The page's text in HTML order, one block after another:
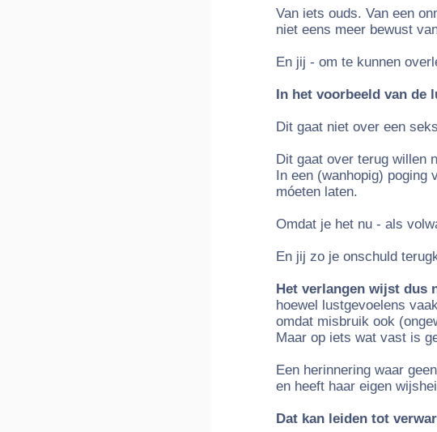
Van iets ouds. Van een
niet eens meer bewust
En jij - om te kunnen
In het voorbeeld van de
Dit gaat niet over een
Dit gaat over terug willen
In een (wanhopig) poging
móeten laten.
Omdat je het nu - als
En jij zo je onschuld
Het verlangen wijst dus
hoewel lustgevoelens
omdat misbruik ook
Maar op iets wat vast is
Een herinnering waar
en heeft haar eigen
Dat kan leiden tot